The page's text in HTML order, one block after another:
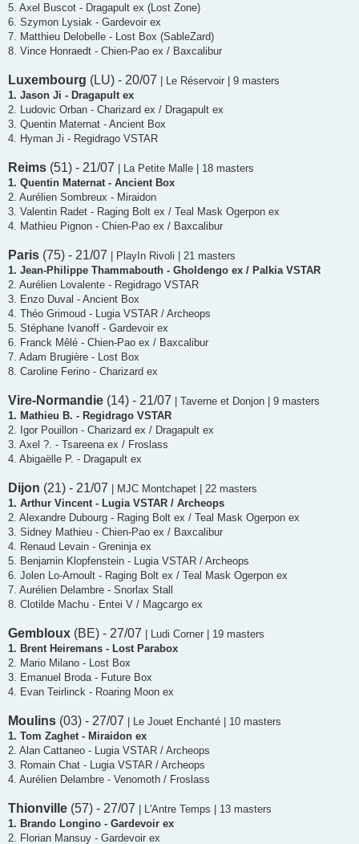
5. Axel Buscot - Dragapult ex (Lost Zone)
6. Szymon Lysiak - Gardevoir ex
7. Matthieu Delobelle - Lost Box (SableZard)
8. Vince Honraedt - Chien-Pao ex / Baxcalibur
Luxembourg (LU) - 20/07 | Le Réservoir | 9 masters
1. Jason Ji - Dragapult ex
2. Ludovic Orban - Charizard ex / Dragapult ex
3. Quentin Maternat - Ancient Box
4. Hyman Ji - Regidrago VSTAR
Reims (51) - 21/07 | La Petite Malle | 18 masters
1. Quentin Maternat - Ancient Box
2. Aurélien Sombreux - Miraidon
3. Valentin Radet - Raging Bolt ex / Teal Mask Ogerpon ex
4. Mathieu Pignon - Chien-Pao ex / Baxcalibur
Paris (75) - 21/07 | PlayIn Rivoli | 21 masters
1. Jean-Philippe Thammabouth - Gholdengo ex / Palkia VSTAR
2. Aurélien Lovalente - Regidrago VSTAR
3. Enzo Duval - Ancient Box
4. Théo Grimoud - Lugia VSTAR / Archeops
5. Stéphane Ivanoff - Gardevoir ex
6. Franck Mêlé - Chien-Pao ex / Baxcalibur
7. Adam Brugière - Lost Box
8. Caroline Ferino - Charizard ex
Vire-Normandie (14) - 21/07 | Taverne et Donjon | 9 masters
1. Mathieu B. - Regidrago VSTAR
2. Igor Pouillon - Charizard ex / Dragapult ex
3. Axel ?. - Tsareena ex / Froslass
4. Abigaëlle P. - Dragapult ex
Dijon (21) - 21/07 | MJC Montchapet | 22 masters
1. Arthur Vincent - Lugia VSTAR / Archeops
2. Alexandre Dubourg - Raging Bolt ex / Teal Mask Ogerpon ex
3. Sidney Mathieu - Chien-Pao ex / Baxcalibur
4. Renaud Levain - Greninja ex
5. Benjamin Klopfenstein - Lugia VSTAR / Archeops
6. Jolen Lo-Arnoult - Raging Bolt ex / Teal Mask Ogerpon ex
7. Aurélien Delambre - Snorlax Stall
8. Clotilde Machu - Entei V / Magcargo ex
Gembloux (BE) - 27/07 | Ludi Corner | 19 masters
1. Brent Heiremans - Lost Parabox
2. Mario Milano - Lost Box
3. Emanuel Broda - Future Box
4. Evan Teirlinck - Roaring Moon ex
Moulins (03) - 27/07 | Le Jouet Enchanté | 10 masters
1. Tom Zaghet - Miraidon ex
2. Alan Cattaneo - Lugia VSTAR / Archeops
3. Romain Chat - Lugia VSTAR / Archeops
4. Aurélien Delambre - Venomoth / Froslass
Thionville (57) - 27/07 | L'Antre Temps | 13 masters
1. Brando Longino - Gardevoir ex
2. Florian Mansuy - Gardevoir ex